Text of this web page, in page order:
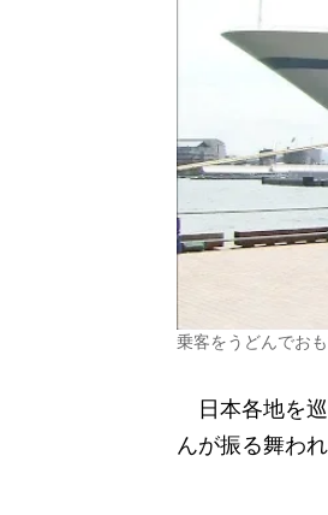
乗客をうどんでお
日本各地を巡
んが振る舞われ